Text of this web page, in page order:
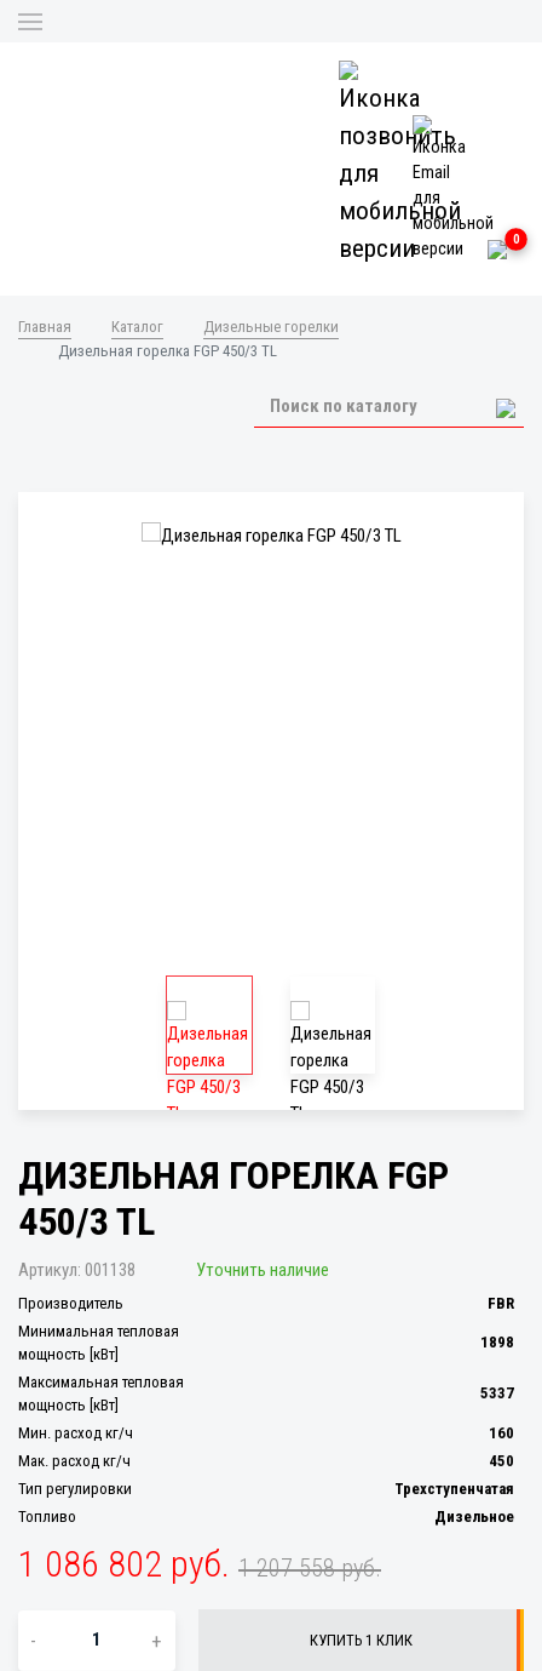
0
Главная Каталог
Дизельные горелки
Дизельная горелка FGP 450/3 TL
ДИЗЕЛЬНАЯ ГОРЕЛКА FGP
450/3 TL
Артикул: 001138 Уточнить наличие
Производитель
FBR
Минимальная тепловая
мощность [кВт]
1898
Максимальная тепловая
мощность [кВт]
5337
Мин. расход кг/ч
160
Мак. расход кг/ч
450
Тип регулировки
Трехступенчатая
Топливо
Дизельное
1 086 802 руб. 1 207 558 руб.
- + КУПИТЬ 1 КЛИК